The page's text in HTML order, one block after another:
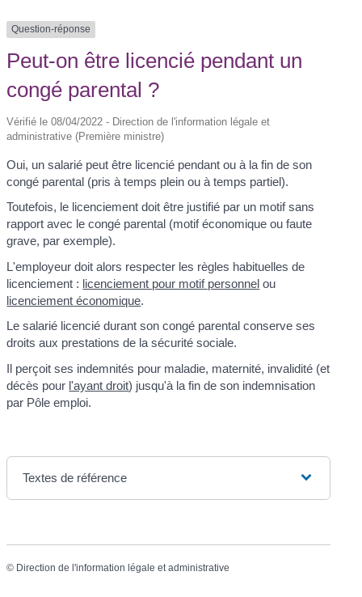
Question-réponse
Peut-on être licencié pendant un
congé parental ?
Vérifié le 08/04/2022 - Direction de l'information légale et
administrative (Première ministre)
Oui, un salarié peut être licencié pendant ou à la fin de son
congé parental (pris à temps plein ou à temps partiel).
Toutefois, le licenciement doit être justifié par un motif sans
rapport avec le congé parental (motif économique ou faute
grave, par exemple).
L'employeur doit alors respecter les règles habituelles de
licenciement : licenciement pour motif personnel ou
licenciement économique.
Le salarié licencié durant son congé parental conserve ses
droits aux prestations de la sécurité sociale.
Il perçoit ses indemnités pour maladie, maternité, invalidité (et
décès pour l'ayant droit) jusqu'à la fin de son indemnisation
par Pôle emploi.
Textes de référence
© Direction de l'information légale et administrative